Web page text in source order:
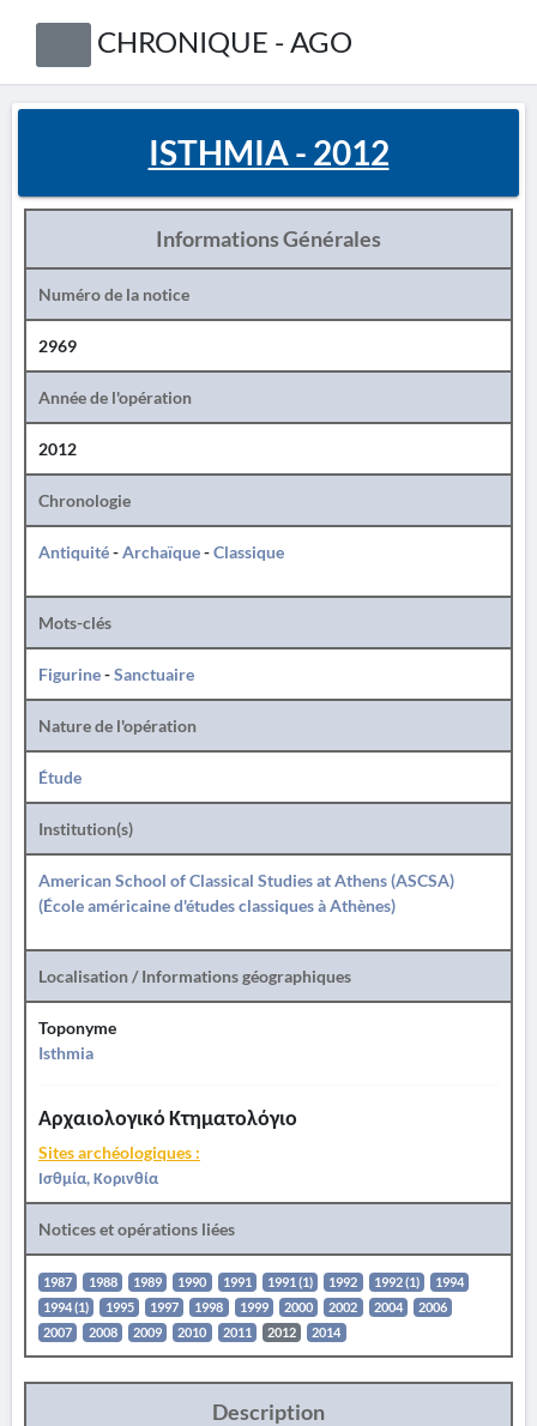
CHRONIQUE - AGO
ISTHMIA - 2012
Informations Générales
Numéro de la notice
2969
Année de l'opération
2012
Chronologie
Antiquité-Archaïque-Classique
Mots-clés
Figurine-Sanctuaire
Nature de l'opération
Étude
Institution(s)
American School of Classical Studies at Athens (ASCSA)
(École américaine d'études classiques à Athènes)
Localisation / Informations géographiques
Toponyme
Isthmia
Αρχαιολογικό Κτηματολόγιο
Sites archéologiques :
Ισθμία, Κορινθία
Notices et opérations liées
1987 1988 1989 1990 1991 1991 (1) 1992 1992 (1)
1994
1994 (1)
1995 1997 1998 1999 2000 2002 2004
2006
2007
2008 2009 2010 2011 2012 2014
Description